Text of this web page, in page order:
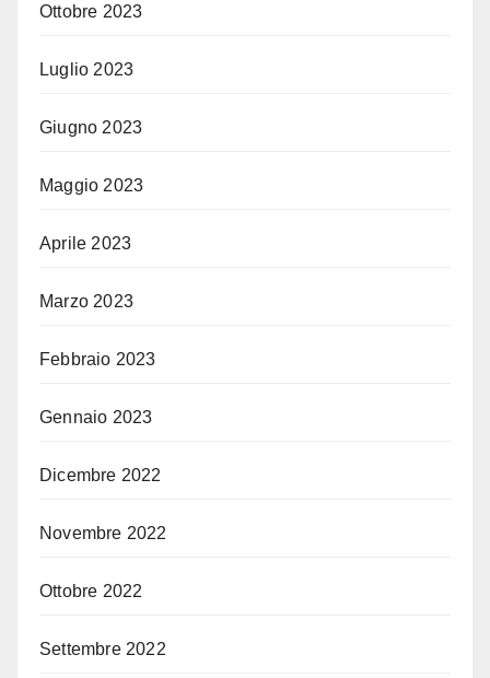
Ottobre 2023
Luglio 2023
Giugno 2023
Maggio 2023
Aprile 2023
Marzo 2023
Febbraio 2023
Gennaio 2023
Dicembre 2022
Novembre 2022
Ottobre 2022
Settembre 2022